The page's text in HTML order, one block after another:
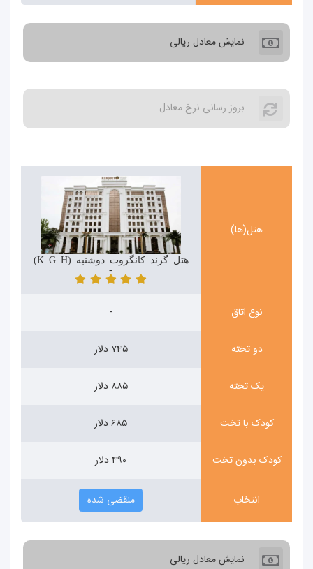
نمایش معادل ریالی
بروز رسانی نرخ معادل
هتل(ها)
هتل گرند کانگروت دوشنبه (Kangurt Grand Hotel)
-
نوع اتاق -
دو تخته ۷۴۵ دلار
یک تخته ۸۸۵ دلار
کودک با تخت ۶۸۵ دلار
کودک بدون تخت ۴۹۰ دلار
انتخاب منقضی شده
نمایش معادل ریالی